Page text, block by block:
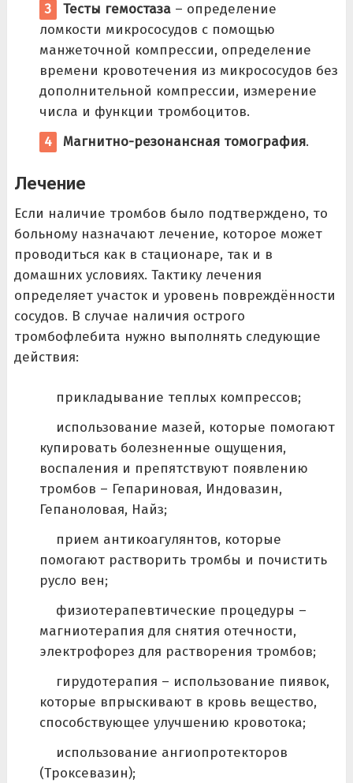
Тесты гемостаза– определение
ломкости микрососудов с помощью
манжеточной компрессии, определение
времени кровотечения из микрососудов без
дополнительной компрессии, измерение
числа и функции тромбоцитов.
Магнитно-резонансная томография.
Лечение
Если наличие тромбов было подтверждено, то
больному назначают лечение, которое может
проводиться как в стационаре, так и в
домашних условиях. Тактику лечения
определяет участок и уровень повреждённости
сосудов. В случае наличия острого
тромбофлебита нужно выполнять следующие
действия:
прикладывание теплых компрессов;
использование мазей, которые помогают
купировать болезненные ощущения,
воспаления и препятствуют появлению
тромбов – Гепариновая, Индовазин,
Гепаноловая, Найз;
прием антикоагулянтов, которые
помогают растворить тромбы и почистить
русло вен;
физиотерапевтические процедуры –
магниотерапия для снятия отечности,
электрофорез для растворения тромбов;
гирудотерапия – использование пиявок,
которые впрыскивают в кровь вещество,
способствующее улучшению кровотока;
использование ангиопротекторов
(Троксевазин);